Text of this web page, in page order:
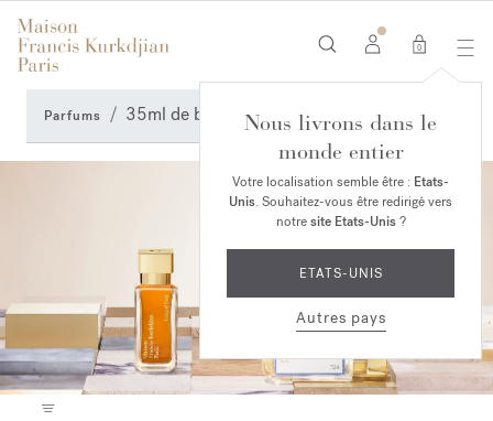
0
Nous livrons dans le
monde entier
Votre localisation semble être : Etats-
Unis. Souhaitez-vous être redirigé vers
notresite Etats-Unis?
ETATS-UNIS
Autres pays
Parfums 35ml de belles histoires